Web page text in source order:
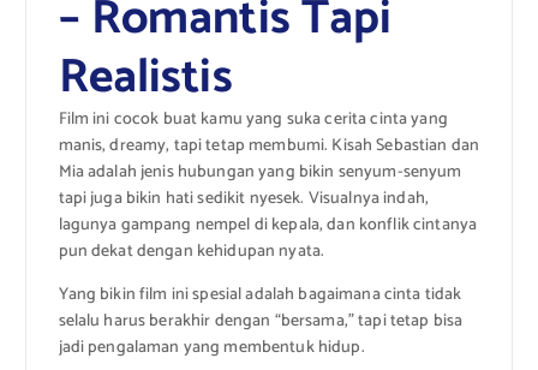
– Romantis Tapi
Realistis
Film ini cocok buat kamu yang suka cerita cinta yang
manis, dreamy, tapi tetap membumi. Kisah Sebastian dan
Mia adalah jenis hubungan yang bikin senyum-senyum
tapi juga bikin hati sedikit nyesek. Visualnya indah,
lagunya gampang nempel di kepala, dan konflik cintanya
pun dekat dengan kehidupan nyata.
Yang bikin film ini spesial adalah bagaimana cinta tidak
selalu harus berakhir dengan “bersama,” tapi tetap bisa
jadi pengalaman yang membentuk hidup.